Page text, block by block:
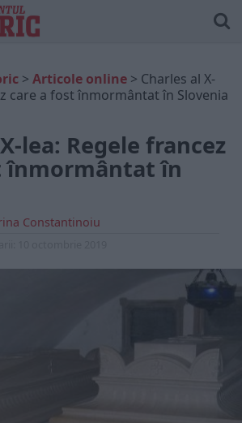
> Articole online > Charles al X-
care a fost înmormântat în Slovenia
lea: Regele francez
înmormântat în
Constantinoiu